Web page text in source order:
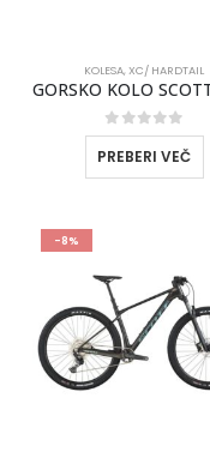
KOLESA,XC/ HARDTAIL
0out of 5
PREBERI VEČ
-8%